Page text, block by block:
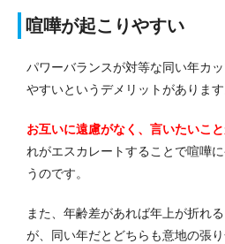
喧嘩が起こりやすい
パワーバランスが対等な同い年カ
やすいというデメリットがあります
お互いに遠慮がなく、言いたいこ
れがエスカレートすることで喧嘩
うのです。
また、年齢差があれば年上が折れ
が、同い年だとどちらも意地の張